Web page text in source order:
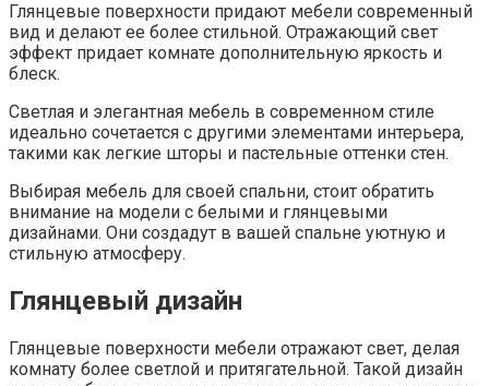
Глянцевые поверхности придают мебели современный
вид и делают ее более стильной. Отражающий свет
эффект придает комнате дополнительную яркость и
блеск.
Светлая и элегантная мебель в современном стиле
идеально сочетается с другими элементами интерьера,
такими как легкие шторы и пастельные оттенки стен.
Выбирая мебель для своей спальни, стоит обратить
внимание на модели с белыми и глянцевыми
дизайнами. Они создадут в вашей спальне уютную и
стильную атмосферу.
Глянцевый дизайн
Глянцевые поверхности мебели отражают свет, делая
комнату более светлой и притягательной. Такой дизайн